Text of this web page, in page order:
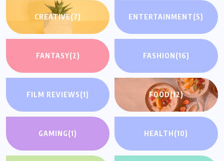
CREATIVE(7) ENTERTAINMENT(5)
FANTASY(2) FASHION(16)
FILM REVIEWS(1) FOOD(12)
GAMING(1) HEALTH(10)